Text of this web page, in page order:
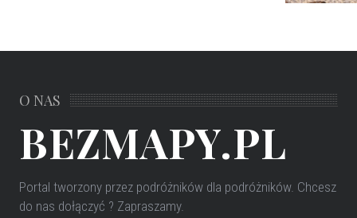
O NAS
BEZMAPY.PL
Portal tworzony przez podróżników dla podróżników. Chcesz
do nas dołączyć ? Zapraszamy.